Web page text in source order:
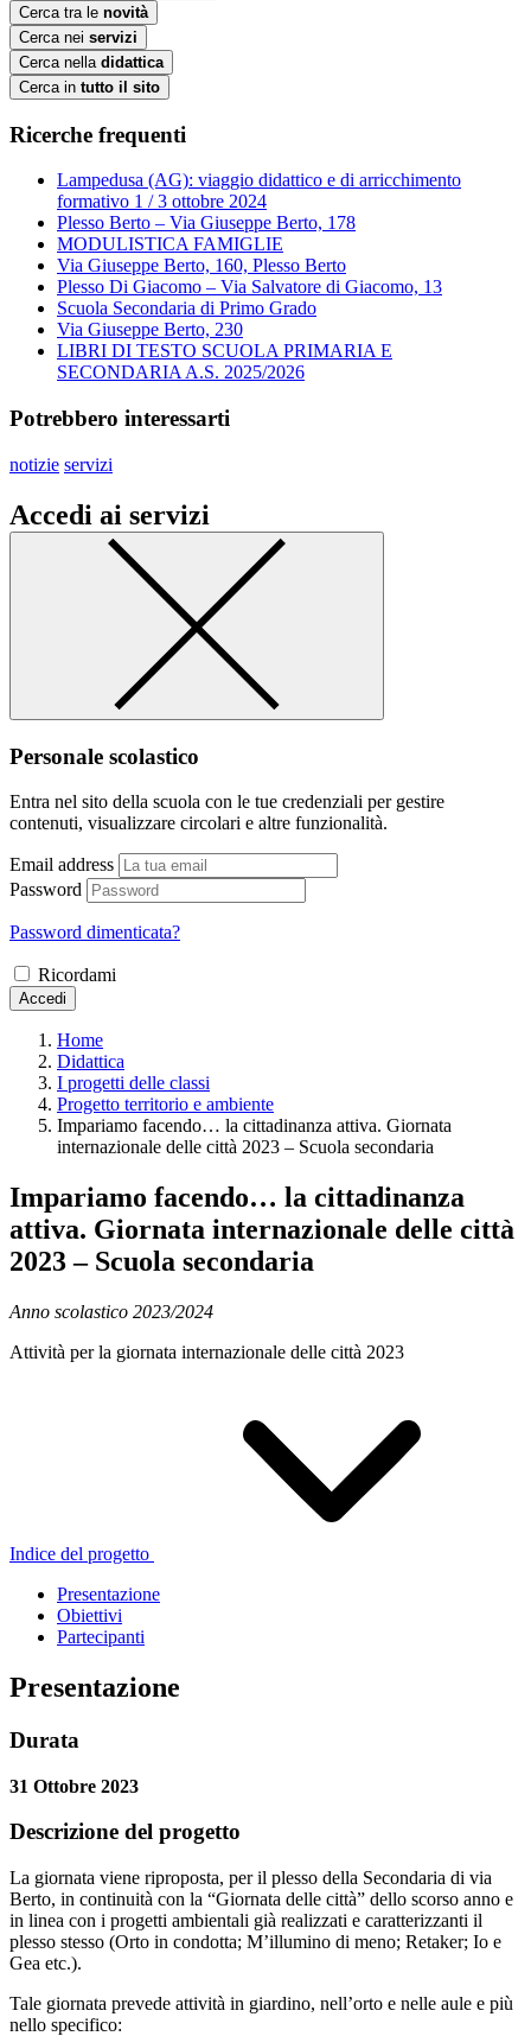
Cerca tra le novità
Cerca nei servizi
Cerca nella didattica
Cerca in tutto il sito
Ricerche frequenti
Lampedusa (AG): viaggio didattico e di arricchimento
formativo 1 / 3 ottobre 2024
Plesso Berto – Via Giuseppe Berto, 178
MODULISTICA FAMIGLIE
Via Giuseppe Berto, 160, Plesso Berto
Plesso Di Giacomo – Via Salvatore di Giacomo, 13
Scuola Secondaria di Primo Grado
Via Giuseppe Berto, 230
LIBRI DI TESTO SCUOLA PRIMARIA E
SECONDARIA A.S. 2025/2026
Potrebbero interessarti
notizie servizi
Accedi ai servizi
Personale scolastico
Entra nel sito della scuola con le tue credenziali per gestire
contenuti, visualizzare circolari e altre funzionalità.
Email address
Password
Password dimenticata?
Ricordami
Accedi
Home
Didattica
I progetti delle classi
Progetto territorio e ambiente
Impariamo facendo… la cittadinanza attiva. Giornata
internazionale delle città 2023 – Scuola secondaria
Impariamo facendo… la cittadinanza
attiva. Giornata internazionale delle città
2023 – Scuola secondaria
Anno scolastico 2023/2024
Attività per la giornata internazionale delle città 2023
Indice del progetto
Presentazione
Obiettivi
Partecipanti
Presentazione
Durata
31 Ottobre 2023
Descrizione del progetto
La giornata viene riproposta, per il plesso della Secondaria di via
Berto, in continuità con la “Giornata delle città” dello scorso anno e
in linea con i progetti ambientali già realizzati e caratterizzanti il
plesso stesso (Orto in condotta; M’illumino di meno; Retaker; Io e
Gea etc.).
Tale giornata prevede attività in giardino, nell’orto e nelle aule e più
nello specifico: